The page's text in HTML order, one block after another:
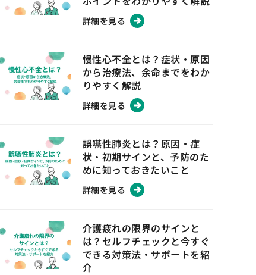
詳細を見る
慢性心不全とは？症状・原因
から治療法、余命までをわか
りやすく解説
詳細を見る
誤嚥性肺炎とは？原因・症
状・初期サインと、予防のた
めに知っておきたいこと
詳細を見る
介護疲れの限界のサインと
は？セルフチェックと今すぐ
できる対策法・サポートを紹
介